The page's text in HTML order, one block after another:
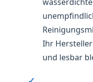
Ihr
und lesbar